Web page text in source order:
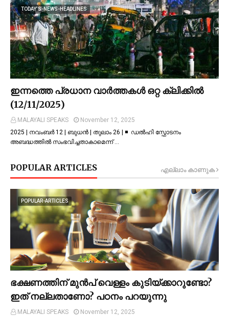
TODAY’S-NEWS-HEADLINES
ഇന്നത്തെ പ്രധാന വാർത്തകൾ ഒറ്റ ക്ലിക്കിൽ
(12/11/2025)
MALAYALI SPEAKS
November 12, 2025
2025 | നവംബർ 12 | ബുധൻ | തുലാം 26 | ◾ ഡല്‍ഹി സ്ഫോടനം
അബദ്ധത്തില്‍ സംഭവിച്ചതാകാമെന്ന് …
POPULAR ARTICLES എല്ലാം കാണുക
POPULAR-ARTICLES
ഭക്ഷണത്തിന് മുന്‍പ് വെള്ളം കുടിയ്ക്കാറുണ്ടോ?
ഇത് നല്ലതാണോ? പഠനം പറയുന്നു
MALAYALI SPEAKS
November 12, 2025